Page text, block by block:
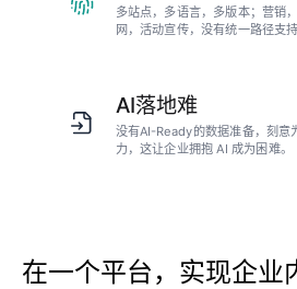
多站点，多语言，多版本；营销
网，活动宣传，没有统一路径支持
AI落地难
没有AI-Ready的数据准备，刻意
力，这让企业拥抱 AI 成为困难。
在一个平台，实现企业